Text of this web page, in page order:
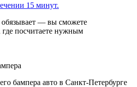
15 минут.
обязывает — вы сможете
где посчитаете нужным
бампера авто в Санкт-Петербурге